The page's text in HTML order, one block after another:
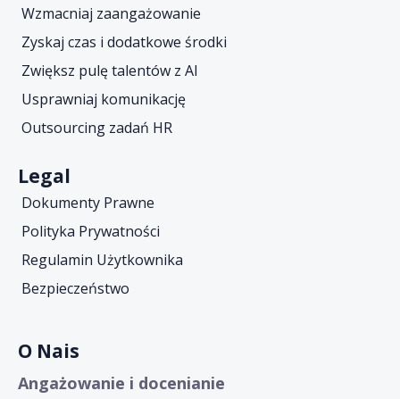
Wzmacniaj zaangażowanie
Zyskaj czas i dodatkowe środki
Zwiększ pulę talentów z AI
Usprawniaj komunikację
Outsourcing zadań HR
Legal
Dokumenty Prawne
Polityka Prywatności
Regulamin Użytkownika
Bezpieczeństwo
O Nais
Angażowanie i docenianie